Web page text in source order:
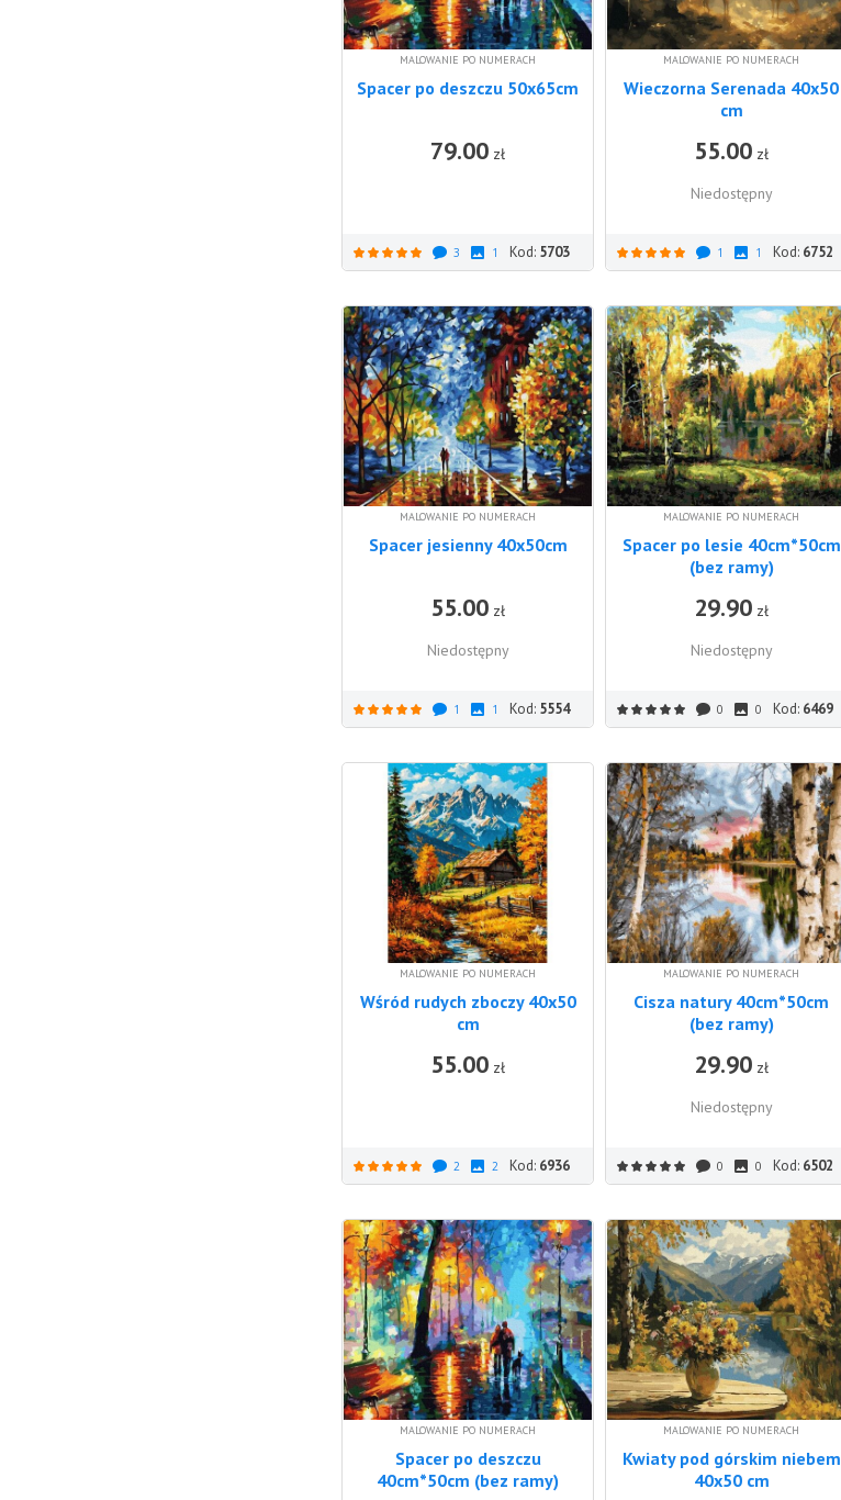
MALOWANIE PO NUMERACH
Spacer po deszczu 50x65cm
79.00 zł DO KOSZYKA
3 1 Kod: 5703
MALOWANIE PO NUMERACH
Wieczorna Serenada 40x50
cm
55.00 zł
Niedostępny
1 1 Kod: 6752
MALOWANIE PO NUMERACH
Spacer jesienny 40x50cm
55.00 zł
Niedostępny
1 1 Kod: 5554
MALOWANIE PO NUMERACH
Spacer po lesie 40cm*50cm
(bez ramy)
29.90 zł
Niedostępny
0 0 Kod: 6469
MALOWANIE PO NUMERACH
Wśród rudych zboczy 40x50
cm
55.00 zł DO KOSZYKA
2 2 Kod: 6936
MALOWANIE PO NUMERACH
Cisza natury 40cm*50cm
(bez ramy)
29.90 zł
Niedostępny
0 0 Kod: 6502
MALOWANIE PO NUMERACH
Spacer po deszczu
40cm*50cm (bez ramy)
MALOWANIE PO NUMERACH
Kwiaty pod górskim niebem
40x50 cm